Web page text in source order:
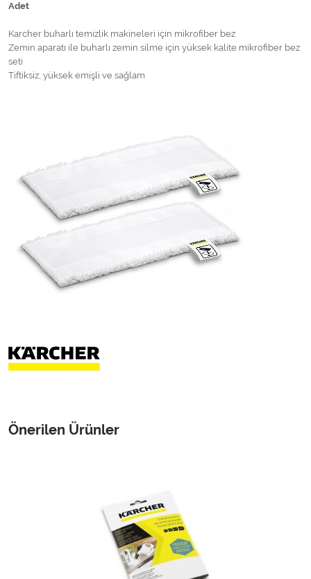
Adet
Karcher buharlı temizlik makineleri için mikrofiber bez
Zemin aparatı ile buharlı zemin silme için yüksek kalite mikrofiber bez
seti
Tiftiksiz, yüksek emişli ve sağlam
Önerilen Ürünler